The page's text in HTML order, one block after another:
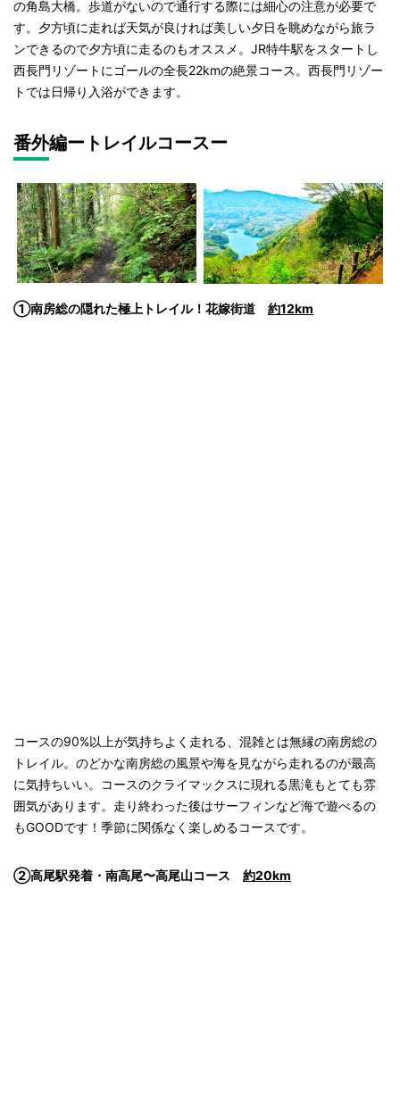
の角島大橋。歩道がないので通行する際には細心の注意が必要で
す。夕方頃に走れば天気が良ければ美しい夕日を眺めながら旅ラ
ンできるので夕方頃に走るのもオススメ。JR特牛駅をスタートし
西長門リゾートにゴールの全長22kmの絶景コース。西長門リゾー
トでは日帰り入浴ができます。
番外編ートレイルコースー
①南房総の隠れた極上トレイル！花嫁街道 約12km
コースの90%以上が気持ちよく走れる、混雑とは無縁の南房総の
トレイル。のどかな南房総の風景や海を見ながら走れるのが最高
に気持ちいい。コースのクライマックスに現れる黒滝もとても雰
囲気があります。走り終わった後はサーフィンなど海で遊べるの
もGOODです！季節に関係なく楽しめるコースです。
②高尾駅発着・南高尾〜高尾山コース 約20km